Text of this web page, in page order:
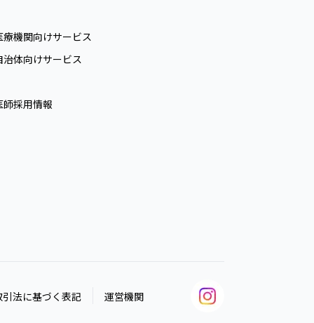
療機関向けサービス
治体向けサービス
師採用情報
法に基づく表記 運営機関